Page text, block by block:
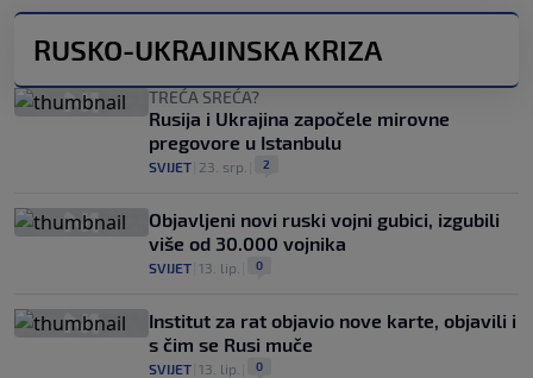
RUSKO-UKRAJINSKA KRIZA
TREĆA SREĆA?
Rusija i Ukrajina započele mirovne
pregovore u Istanbulu
SVIJET 23. srp. 2
Objavljeni novi ruski vojni gubici, izgubili
više od 30.000 vojnika
SVIJET 13. lip. 0
Institut za rat objavio nove karte, objavili i
s čim se Rusi muče
SVIJET 13. lip. 0